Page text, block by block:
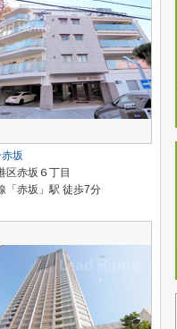
坂
区赤坂６丁目
「赤坂」駅 徒歩7分